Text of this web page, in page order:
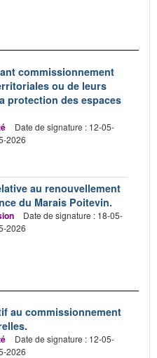
commissionnement
ou de leurs
protection des espaces
Date de signature : 12-05-
2026
au renouvellement
du Marais Poitevin.
Date de signature : 18-05-
2026
au commissionnement
Date de signature : 12-05-
2026